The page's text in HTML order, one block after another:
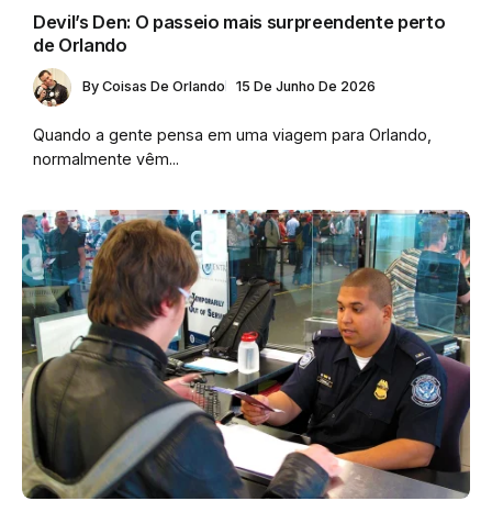
Devil’s Den: O passeio mais surpreendente perto
de Orlando
By Coisas De Orlando 15 De Junho De 2026
Quando a gente pensa em uma viagem para Orlando,
normalmente vêm...